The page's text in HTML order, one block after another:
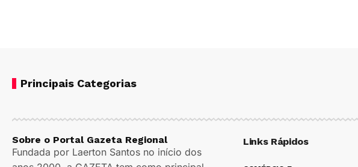
Principais Categorias
Sobre o Portal Gazeta Regional
Fundada por Laerton Santos no início dos
Links Rápidos